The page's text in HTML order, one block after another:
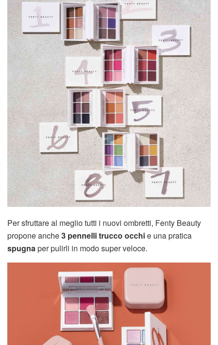
Per sfruttare al meglio tutti i nuovi ombretti, Fenty Beauty
propone anche3 pennelli trucco occhie una pratica
spugnaper pulirli in modo super veloce.